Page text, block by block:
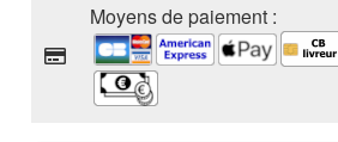
Moyens de paiement :